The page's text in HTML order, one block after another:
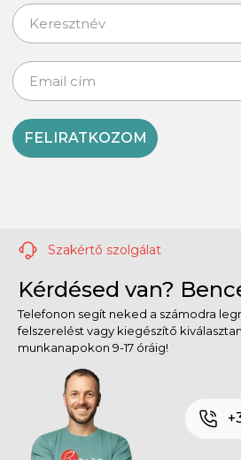
FELIRATKOZOM
Szakértő szolgálat
Kérdésed van?
Telefonon segít neked a számodra
felszerelést vagy kiegészítő
munkanapokon 9-17 óráig!